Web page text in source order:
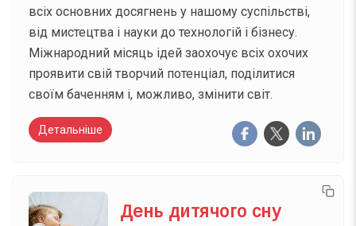
всіх основних досягнень у нашому суспільстві,
від мистецтва і науки до технологій і бізнесу.
Міжнародний місяць ідей заохочує всіх охочих
проявити свій творчий потенціал, поділитися
своїм баченням і, можливо, змінити світ.
Детальніше
День дитячого сну